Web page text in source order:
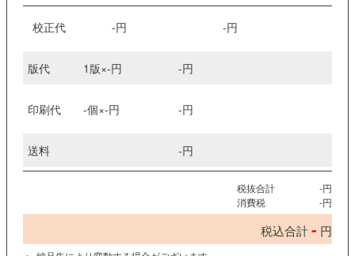
校正代 -円 -円
版代 1版×-円 -円
印刷代 -個×-円 -円
送料 -円
税抜合計 -円
消費税
-円
税込合計- 円